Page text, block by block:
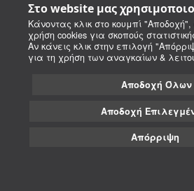
Στο website μας
Κάνοντας κλικ στο κουμπί "Αποδοχή",
χρήση cookies για σκοπούς
Αν κάνεις κλικ στην επιλογή
για τη χρήση των αναγκαίων &
Αποδοχή Όλων
Αποδοχή
Απόρριψη